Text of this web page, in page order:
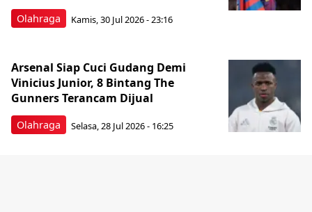
Olahraga Kamis, 30 Jul 2026 - 23:16
Olahraga
Arsenal Siap Cuci Gudang Demi
Vinicius Junior, 8 Bintang The
Gunners Terancam Dijual
Selasa, 28 Jul 2026 - 16:25